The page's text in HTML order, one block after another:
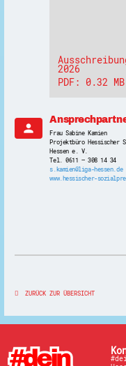
2026
PDF: 0.32 MB
person
Frau Sabine Kamien
Projektbüro
Hessen e. V.
Tel. 0611 – 308 14 34
s.kamien@liga-hessen.de
www.hessischer-
ZURÜCK ZUR ÜBERSICHT